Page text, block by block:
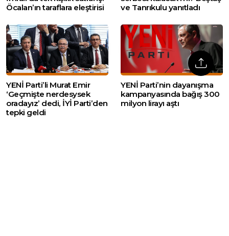
Öcalan’ın taraflara eleştirisi
ve Tanrıkulu yanıtladı
YENİ Parti’li Murat Emir
‘Geçmişte nerdesysek
oradayız’ dedi, İYİ Parti’den
tepki geldi
YENİ Parti’nin dayanışma
kampanyasında bağış 300
milyon lirayı aştı